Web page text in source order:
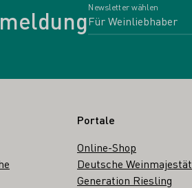
Newsletter wählen
Portale
Online-Shop
Deutsche Weinmajestät
Generation Riesling